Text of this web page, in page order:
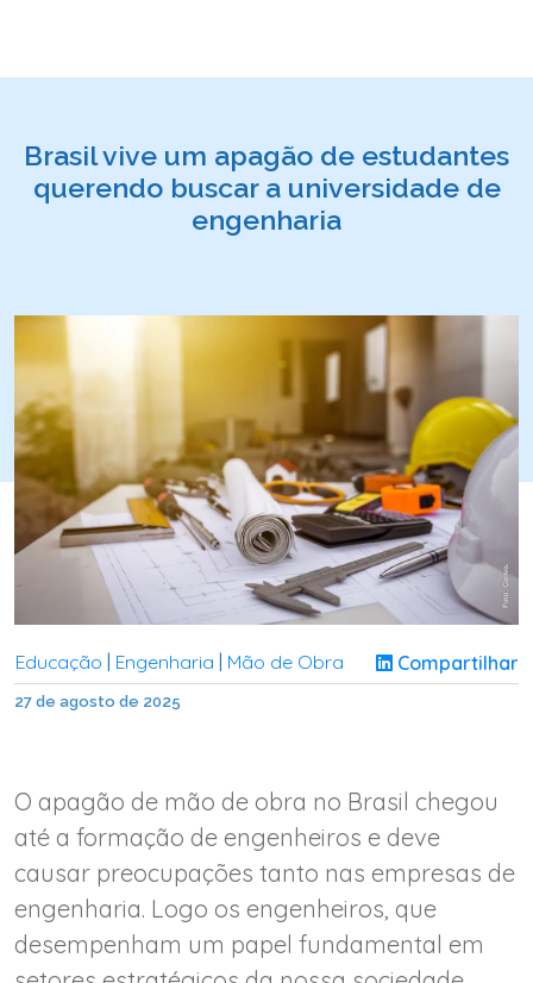
Brasil vive um apagão de estudantes
querendo buscar a universidade de
engenharia
Educação Engenharia Mão de Obra Compartilhar
27 de agosto de 2025
O apagão de mão de obra no Brasil chegou
até a formação de engenheiros e deve
causar preocupações tanto nas empresas de
engenharia. Logo os engenheiros, que
desempenham um papel fundamental em